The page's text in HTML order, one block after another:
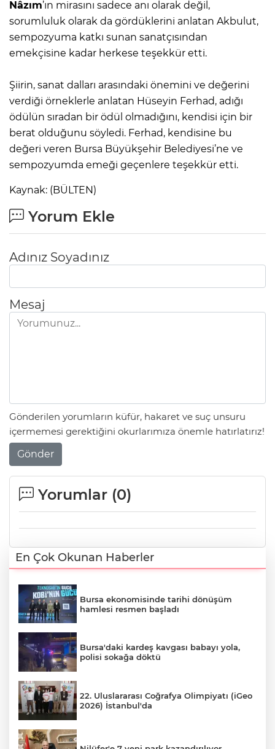
Nâzım’ın mirasını sadece anı olarak değil,
sorumluluk olarak da gördüklerini anlatan Akbulut,
sempozyuma katkı sunan sanatçısından
emekçisine kadar herkese teşekkür etti.
Şiirin, sanat dalları arasındaki önemini ve değerini
verdiği örneklerle anlatan Hüseyin Ferhad, adığı
ödülün sıradan bir ödül olmadığını, kendisi için bir
berat olduğunu söyledi. Ferhad, kendisine bu
değeri veren Bursa Büyükşehir Belediyesi’ne ve
sempozyumda emeği geçenlere teşekkür etti.
Kaynak: (BÜLTEN)
Yorum Ekle
Adınız Soyadınız
Mesaj
Gönderilen yorumların küfür, hakaret ve suç unsuru
içermemesi gerektiğini okurlarımıza önemle hatırlatırız!
Gönder
Yorumlar (0)
En Çok Okunan Haberler
Bursa ekonomisinde tarihi dönüşüm
hamlesi resmen başladı
Bursa'daki kardeş kavgası babayı yola,
polisi sokağa döktü
22. Uluslararası Coğrafya Olimpiyatı (iGeo
2026) İstanbul'da